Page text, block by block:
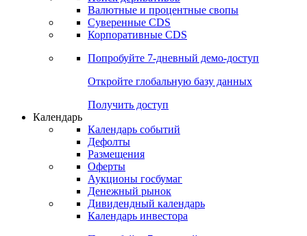
Валютные и процентные свопы
Суверенные CDS
Корпоративные CDS
Попробуйте 7-дневный демо-доступ
Откройте глобальную базу данных
Получить доступ
Календарь
Календарь событий
Дефолты
Размещения
Оферты
Аукционы госбумаг
Денежный рынок
Дивидендный календарь
Календарь инвестора